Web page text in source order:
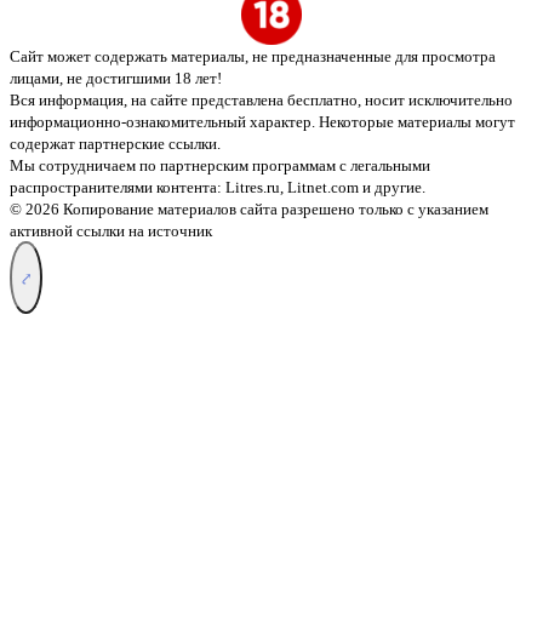
Сайт может содержать материалы, не предназначенные для просмотра
лицами, не достигшими 18 лет!
Вся информация, на сайте представлена бесплатно, носит исключительно
информационно-ознакомительный характер. Некоторые материалы могут
содержат партнерские ссылки.
Мы сотрудничаем по партнерским программам с легальными
распространителями контента: Litres.ru, Litnet.com и другие.
© 2026 Копирование материалов сайта разрешено только с указанием
активной ссылки на источник